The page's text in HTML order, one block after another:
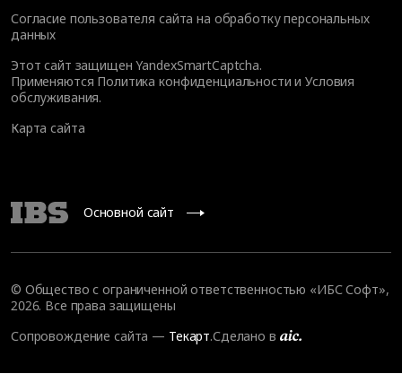
Согласие пользователя сайта на обработку персональных
данных
Этот сайт защищен YandexSmartCaptcha.
Применяются Политика конфиденциальности иУсловия
обслуживания.
Карта сайта
Основной сайт
© Общество с ограниченной ответственностью «ИБС Софт»,
2026. Все права защищены
Сопровождение сайта — Текарт.Сделано в